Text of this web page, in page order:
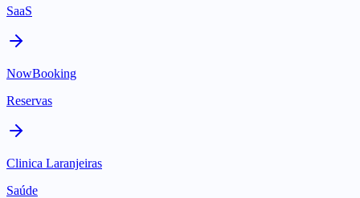
SaaS
NowBooking
Reservas
Clinica Laranjeiras
Saúde